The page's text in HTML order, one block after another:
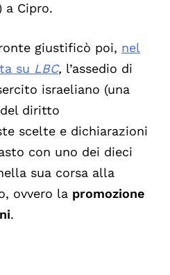
a Cipro.
giustificò poi, nel
su LBC, l’assedio di
israeliano (una
diritto
scelte e dichiarazioni
con uno dei dieci
sua corsa alla
ovvero la promozione
.